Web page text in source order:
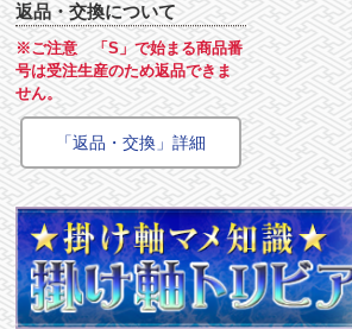
返品・交換について
※ご注意 「S」で始まる商品番
号は受注生産のため返品できま
せん。
「返品・交換」詳細